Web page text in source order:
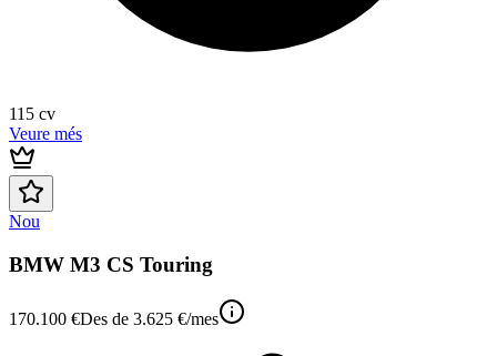
115 cv
Veure més
Nou
BMW M3 CS Touring
170.100 €Des de 3.625 €/mes